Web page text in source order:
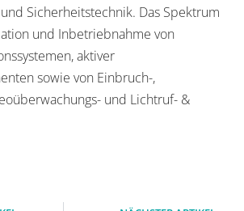
Sicherheitstechnik. Das Spektrum
und Inbetriebnahme von
aktiver
sowie von Einbruch-,
und Lichtruf- &